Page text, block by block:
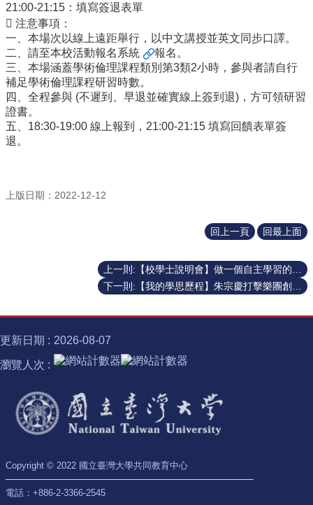
教
學
共
課
識
息
相
關
規
服
務
源
校
21:00-21:15：填寫簽退表單
 注意事項：
一、本場次以線上遠距舉行，以中文講授並英文同步口譯。
二、請至本校活動報名系統
報名。
三、本場涵蓋學術倫理課程類別第3類2小時，參與者請自行
補足學術倫理課程研習時數。
四、全程參與 (不遲到、早退並確實線上簽到退)，方可領研習
證書。
五、18:30-19:00 線上報到，21:00-21:15 填寫回饋表單簽
退。
上版日期：2022-12-12
回上一頁 回最上面
更新日期 2026-08-07
瀏覽人次
Copyright © 2022 國立臺灣大學共同教育中心
電話：+886-2-3366-2545